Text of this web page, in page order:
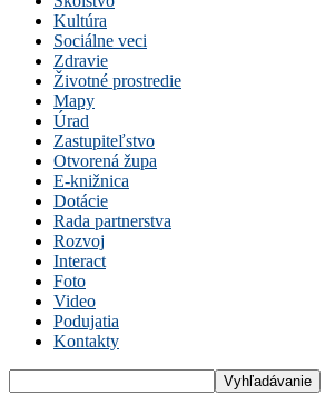
Kultúra
Sociálne veci
Zdravie
Životné prostredie
Mapy
Úrad
Zastupiteľstvo
Otvorená župa
E-knižnica
Dotácie
Rada partnerstva
Rozvoj
Interact
Foto
Video
Podujatia
Kontakty